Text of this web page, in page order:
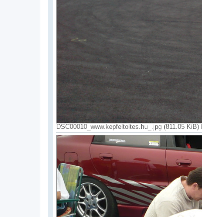
DSC00010_www.kepfeltoltes.hu_.jpg (811.05